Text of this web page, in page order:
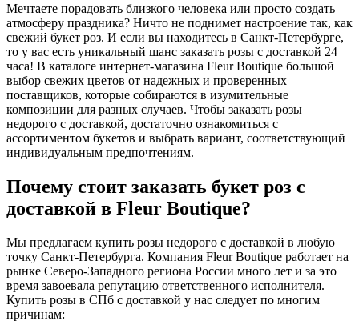
Мечтаете порадовать близкого человека или просто создать
атмосферу праздника? Ничто не поднимет настроение так, как
свежий букет роз. И если вы находитесь в Санкт-Петербурге,
то у вас есть уникальный шанс заказать розы с доставкой 24
часа! В каталоге интернет-магазина Fleur Boutique большой
выбор свежих цветов от надежных и проверенных
поставщиков, которые собираются в изумительные
композиции для разных случаев. Чтобы заказать розы
недорого с доставкой, достаточно ознакомиться с
ассортиментом букетов и выбрать вариант, соответствующий
индивидуальным предпочтениям.
Почему стоит заказать букет роз с
доставкой в Fleur Boutique?
Мы предлагаем купить розы недорого с доставкой в любую
точку Санкт-Петербурга. Компания Fleur Boutique работает на
рынке Северо-Западного региона России много лет и за это
время завоевала репутацию ответственного исполнителя.
Купить розы в СПб с доставкой у нас следует по многим
причинам: